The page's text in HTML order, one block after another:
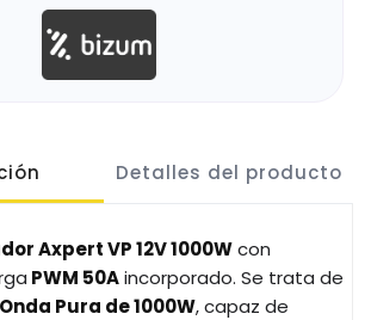
Detalles del producto
Axpert VP 12V 1000Wcon
PWM 50Aincorporado. Se trata de
Pura de 1000W, capaz de